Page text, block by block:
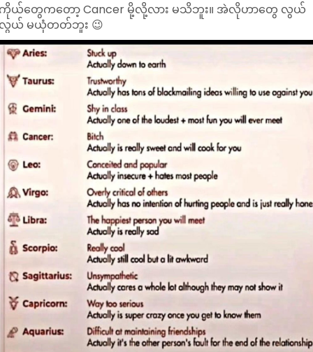
ယ်တွေကတော့ Cancer မို့လို့လား မသိဘူး။ အဲလိုဟာတွေ လွယ်
ယ် မယုံတတ်ဘူး 😉